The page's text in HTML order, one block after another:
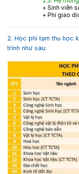
+ Sinh viên
+ Phí giao
2. Học phí tạm thu học
trình như sau: